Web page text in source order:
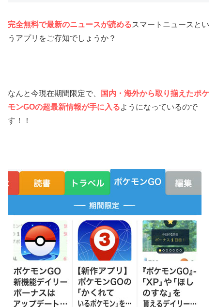
完全無料で最新のニュースが読めるスマートニュースとい
うアプリをご存知でしょうか？
なんと今現在期間限定で、
国内・海外から取り揃えたポケ
モンGOの超最新情報が手に入るようになっているので
す！！